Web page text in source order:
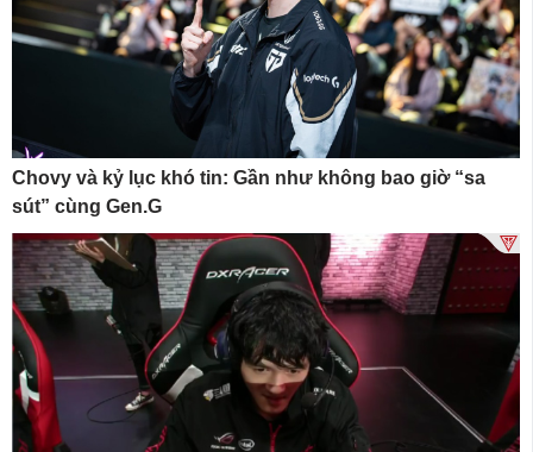
Chovy và kỷ lục khó tin: Gần như không bao giờ “sa
sút” cùng Gen.G